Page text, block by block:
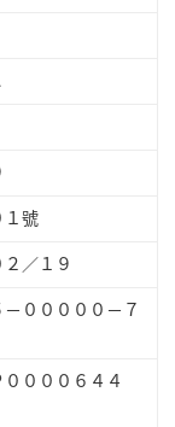
１號
／１９
０００００－７
０００６４４